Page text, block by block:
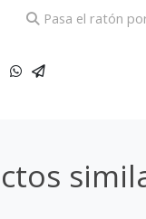
Pasa el ratón